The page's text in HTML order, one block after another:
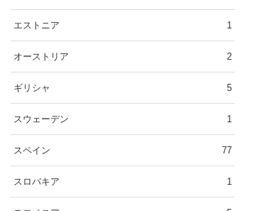
エストニア 1
オーストリア 2
ギリシャ 5
スウェーデン 1
スペイン 77
スロバキア 1